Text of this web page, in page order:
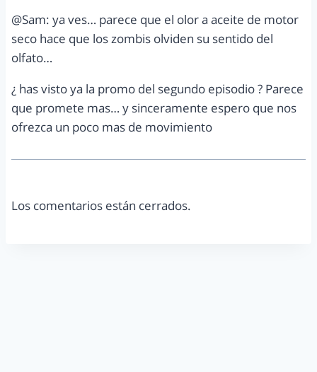
@Sam: ya ves… parece que el olor a aceite de motor
seco hace que los zombis olviden su sentido del
olfato…
¿ has visto ya la promo del segundo episodio ? Parece
que promete mas… y sinceramente espero que nos
ofrezca un poco mas de movimiento
Los comentarios están cerrados.